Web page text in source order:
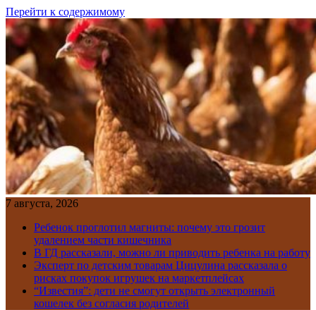
Перейти к содержимому
7 августа, 2026
Ребенок проглотил магниты: почему это грозит
удалением части кишечника
В ГД рассказали, можно ли приводить ребенка на работу
Эксперт по детским товарам Цицулина рассказала о
рисках покупок игрушек на маркетплейсах
“Известия”: дети не смогут открыть электронный
кошелек без согласия родителей